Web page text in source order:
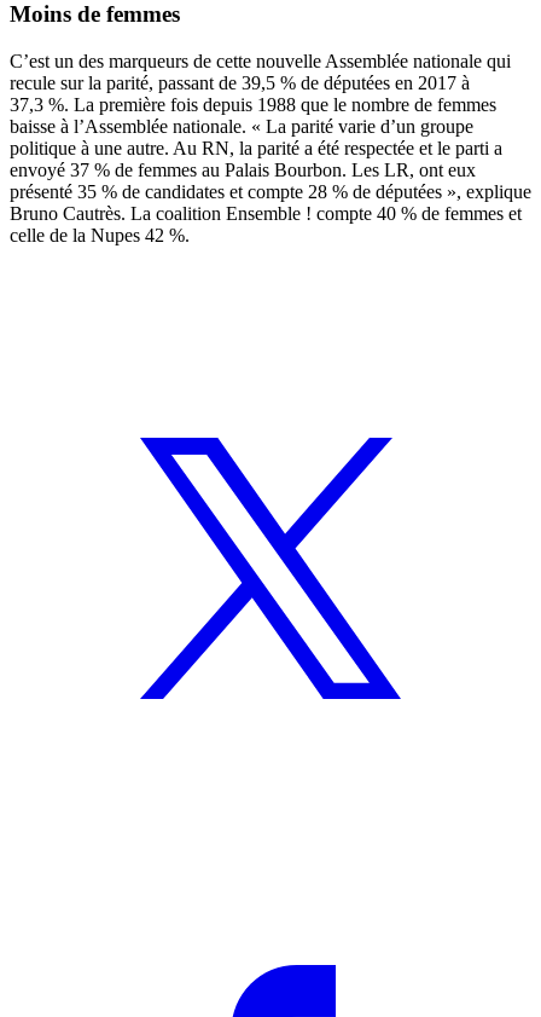
Moins de femmes
C’est un des marqueurs de cette nouvelle Assemblée nationale qui
recule sur la parité, passant de 39,5 % de députées en 2017 à
37,3 %. La première fois depuis 1988 que le nombre de femmes
baisse à l’Assemblée nationale. « La parité varie d’un groupe
politique à une autre. Au RN, la parité a été respectée et le parti a
envoyé 37 % de femmes au Palais Bourbon. Les LR, ont eux
présenté 35 % de candidates et compte 28 % de députées », explique
Bruno Cautrès. La coalition Ensemble ! compte 40 % de femmes et
celle de la Nupes 42 %.